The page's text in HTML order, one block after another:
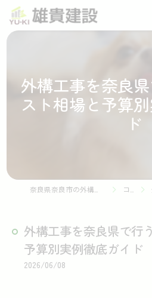
外構工事を奈良
スト相場と予算
ド
コラム
外構工事を奈良県で行
予算別実例徹底ガイド
2026/06/08